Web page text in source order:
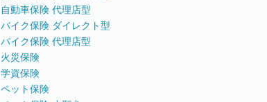
自動車保険 代理店型
バイク保険 ダイレクト型
バイク保険 代理店型
火災保険
学資保険
ペット保険